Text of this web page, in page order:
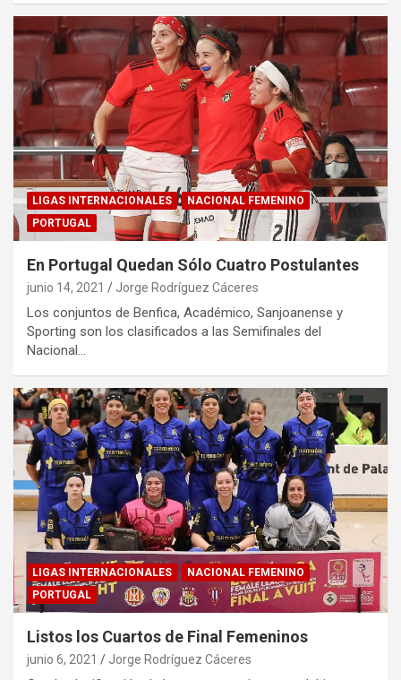
LIGAS INTERNACIONALES
NACIONAL FEMENINO
PORTUGAL
En Portugal Quedan Sólo Cuatro Postulantes
junio 14, 2021 Jorge Rodríguez Cáceres
Los conjuntos de Benfica, Académico, Sanjoanense y
Sporting son los clasificados a las Semifinales del
Nacional…
LIGAS INTERNACIONALES
NACIONAL FEMENINO
PORTUGAL
Listos los Cuartos de Final Femeninos
junio 6, 2021 Jorge Rodríguez Cáceres